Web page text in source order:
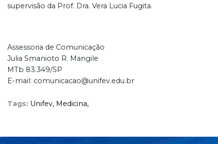
supervisão da Prof. Dra. Vera Lucia Fugita.
Assessoria de Comunicação
Julia Smanioto R. Mangile
MTb 83.349/SP
E-mail: comunicacao@unifev.edu.br
Tags: Unifev, Medicina,